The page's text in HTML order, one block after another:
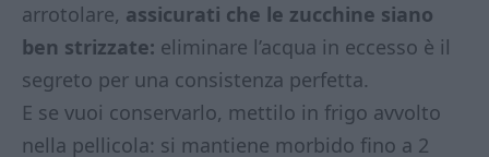
arrotolare, assicurati che le zucchine siano
ben strizzate: eliminare l’acqua in eccesso è il
segreto per una consistenza perfetta.
E se vuoi conservarlo, mettilo in frigo avvolto
nella pellicola: si mantiene morbido fino a 2